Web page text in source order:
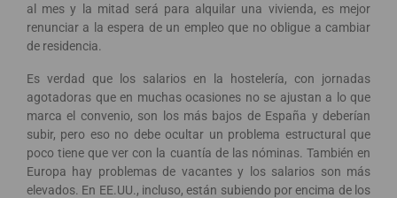
al mes y la mitad será para alquilar una vivienda, es mejor
renunciar a la espera de un empleo que no obligue a cambiar
de residencia.
Es verdad que los salarios en la hostelería, con jornadas
agotadoras que en muchas ocasiones no se ajustan a lo que
marca el convenio, son los más bajos de España y deberían
subir, pero eso no debe ocultar un problema estructural que
poco tiene que ver con la cuantía de las nóminas. También en
Europa hay problemas de vacantes y los salarios son más
elevados. En EE.UU., incluso, están subiendo por encima de los